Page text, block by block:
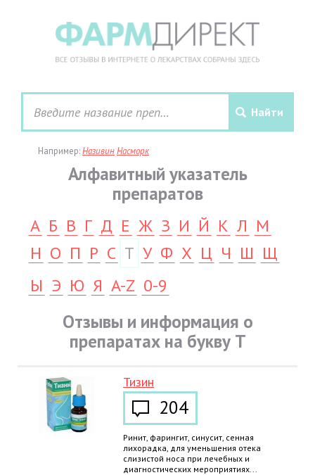
Например:НазивинНасморк
Алфавитный указатель
препаратов
А Б В Г Д Е Ж З И Й К Л М
Н О П Р С Т У Ф Х Ц Ч Ш Щ
Ы Э Ю Я A-Z 0-9
Отзывы и информация о
препаратах на букву Т
Тизин
204
Ринит, фарингит, синусит, сенная
лихорадка, для уменьшения отека
слизистой носа при лечебных и
диагностических мероприятиях...